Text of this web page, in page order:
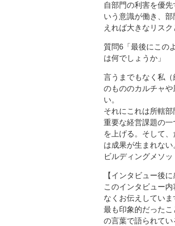
自部門の利害を優
いう意識が働き、
えれば大きなリスク
質問6「最後にこの
は何でしょうか」
言うまでもなく私
のもののカルチャ
い。
それにこれは所轄
重要な経営課題の
を上げる。そして
は成果が生まれな
ビルディングメソッ
【インタビュー後に
このインタビュー
なくお伝えしていま
最も印象的だった
の言葉で語られて